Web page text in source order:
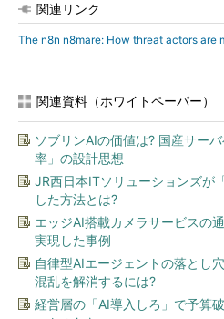
関連リンク
The n8n n8mare: How threat actors are
関連資料（ホワイトペーパー）
ソブリンAIの価値は? 国産サー
率」の設計思想
JR西日本ITソリューションズが
した方法とは?
エッジAI搭載カメラサービスの
実現した事例
自律型AIエージェントの落とし
混乱を解消するには?
経営層の「AI導入しろ」で予算